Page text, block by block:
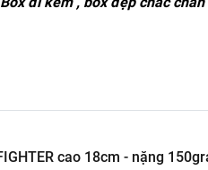
cao 18cm - nặng 150gram - Có